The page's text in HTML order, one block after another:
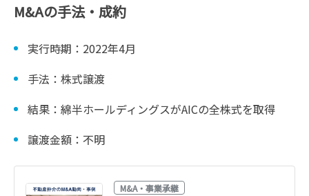
M&Aの手法・成約
実行時期：2022年4月
手法：株式譲渡
結果：綿半ホールディングスがAICの全株式を取得
譲渡金額：不明
M&A・事業承継